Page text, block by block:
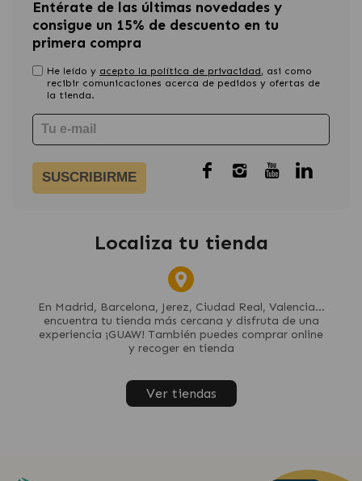
Entérate de las últimas novedades y
consigue un 15% de descuento en tu
primera compra
He leído y acepto la política de privacidad, asi como
recibir comunicaciones acerca de pedidos y ofertas de
la tienda.
SUSCRIBIRME
Localiza tu tienda
En Madrid, Barcelona, Jerez, Ciudad Real, Valencia...
encuentra tu tienda más cercana y disfruta de una
experiencia ¡GUAW! También puedes comprar online
y recoger en tienda
Ver tiendas